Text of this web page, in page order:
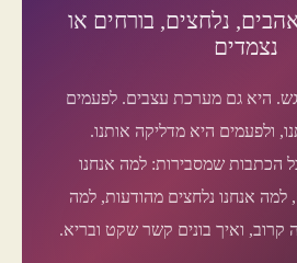
נלחצים, בורחים או
נצמדים
היא גם מערכת עצבים. לפעמים
ולפעמים היא מדליקה אותנו.
הכתבות שמסבירות: למה אנחנו
למה אנחנו נלחצים מהודעות, למה
קרוב, ואיך בונים קשר שקט ובריא.